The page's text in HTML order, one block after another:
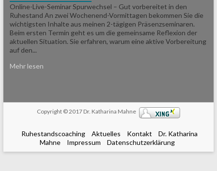
Online-Live-Seminar Spurwechsel – Gut vorbereitet in den
Ruhestand An zwei Wochenend-Vormittagen bekommen Sie die
wichtigsten Inhalte aus meinen 2-tägigen Präsenzseminaren.
Beim ersten Termin geht es um die gemeinsame Reflexion der
aktuellen Situation. Sie erfahren, warum eine aktive Vorbereitung
auf den...
Mehr lesen
Copyright © 2017 Dr. Katharina Mahne
Ruhestandscoaching Aktuelles Kontakt
Dr. Katharina
Mahne
Impressum Datenschutzerklärung